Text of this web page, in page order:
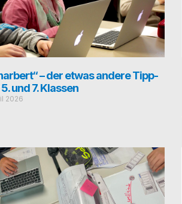
– der etwas andere Tipp-
und 7. Klassen
2026